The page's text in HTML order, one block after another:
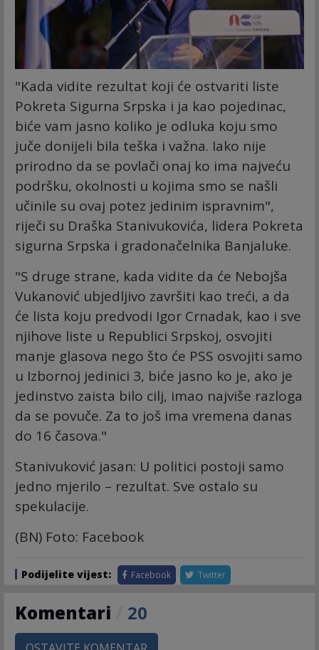
"Kada vidite rezultat koji će ostvariti liste
Pokreta Sigurna Srpska i ja kao pojedinac,
biće vam jasno koliko je odluka koju smo
juče donijeli bila teška i važna. Iako nije
prirodno da se povlači onaj ko ima najveću
podršku, okolnosti u kojima smo se našli
učinile su ovaj potez jedinim ispravnim",
riječi su Draška Stanivukovića, lidera Pokreta
sigurna Srpska i gradonačelnika Banjaluke.
"S druge strane, kada vidite da će Nebojša
Vukanović ubjedljivo završiti kao treći, a da
će lista koju predvodi Igor Crnadak, kao i sve
njihove liste u Republici Srpskoj, osvojiti
manje glasova nego što će PSS osvojiti samo
u Izbornoj jedinici 3, biće jasno ko je, ako je
jedinstvo zaista bilo cilj, imao najviše razloga
da se povuče. Za to još ima vremena danas
do 16 časova."
Stanivuković jasan: U politici postoji samo
jedno mjerilo – rezultat. Sve ostalo su
spekulacije.
(BN) Foto: Facebook
Podijelite vijest: Facebook Twitter
Komentari 20